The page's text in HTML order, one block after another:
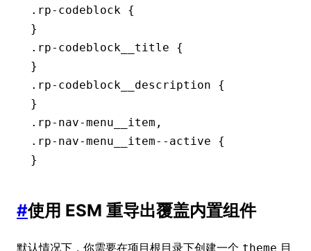
.rp-codeblock {
}
.rp-codeblock__title {
}
.rp-codeblock__description {
}
.rp-nav-menu__item ,
.rp-nav-menu__item--active {
}
#使用 ESM 重导出覆盖内置组件
默认情况下，你需要在项目根目录下创建一个 theme 目